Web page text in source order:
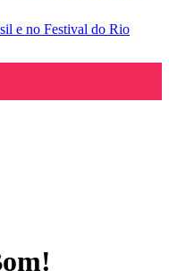
e no Festival do Rio